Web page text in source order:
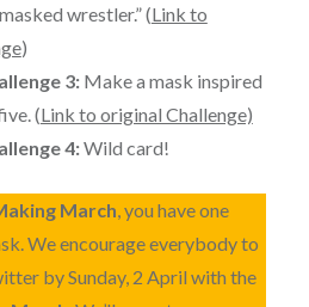
wrestler.” (Link to
)
3:Make a mask inspired
(Link to original Challenge)
4:Wild card!
March, you have one
We encourage everybody to
by Sunday, 2 April with the